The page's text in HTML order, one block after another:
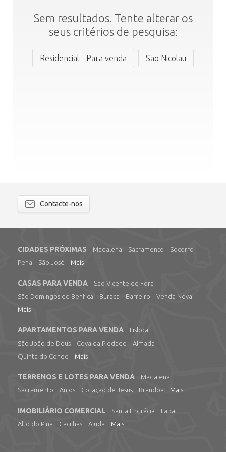
Sem resultados. Tente alterar os
seus critérios de pesquisa:
Residencial - Para venda São Nicolau
Contacte-nos
CIDADES PRÓXIMAS Madalena Sacramento
Socorro
Pena
São José Mais
CASAS PARA VENDA
São Vicente de Fora
São Domingos de Benfica
Buraca Barreiro
Venda Nova
Mais
APARTAMENTOS PARA VENDA
Lisboa
São João de Deus
Cova da Piedade
Almada
Quinta do Conde
Mais
TERRENOS E LOTES PARA VENDA
Madalena
Sacramento
Anjos Coração de Jesus Brandoa Mais
IMOBILIÁRIO COMERCIAL Santa Engrácia
Lapa
Alto do Pina
Cacilhas Ajuda Mais